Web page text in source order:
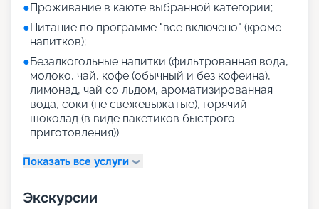
●Проживание в каюте выбранной категории;
●Питание по программе "все включено" (кроме
напитков);
●Безалкогольные напитки (фильтрованная вода,
молоко, чай, кофе (обычный и без кофеина),
лимонад, чай со льдом, ароматизированная
вода, соки (не свежевыжатые), горячий
шоколад (в виде пакетиков быстрого
приготовления))
Показать все услуги
Экскурсии